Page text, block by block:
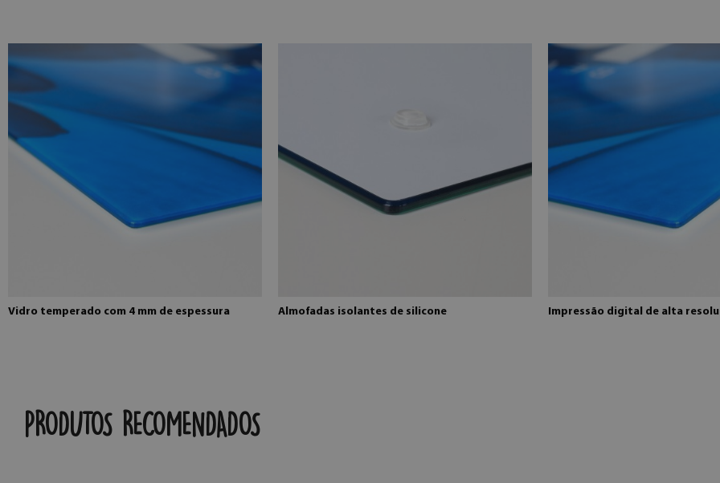
Vidro temperado com 4 mm de espessura Almofadas isolantes de silicone Impressão digital de alta
PRODUTOS RECOMENDADOS